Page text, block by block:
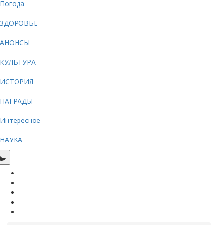
Погода
ЗДОРОВЬЕ
АНОНСЫ
КУЛЬТУРА
ИСТОРИЯ
НАГРАДЫ
Интересное
НАУКА